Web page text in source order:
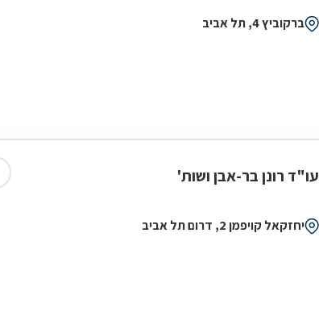
ברקוביץ 4, תל אביב
עו"ד רונן בר-אבן ושות'
יחזקאל קויפמן 2, דרום תל אביב